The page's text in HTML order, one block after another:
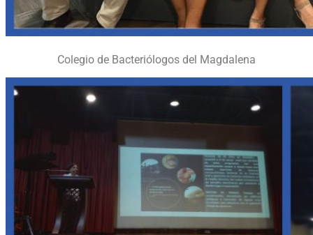
Colegio de Bacteriólogos del Magdalena